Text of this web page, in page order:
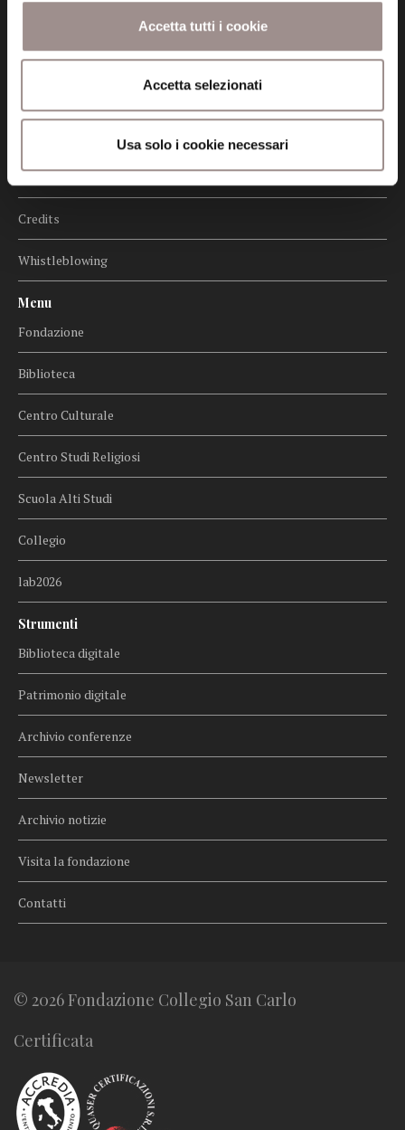
Accetta tutti i cookie
Accetta selezionati
Usa solo i cookie necessari
Amministrazione trasparente
Privacy
Credits
Whistleblowing
Menu
Fondazione
Biblioteca
Centro Culturale
Centro Studi Religiosi
Scuola Alti Studi
Collegio
lab2026
Strumenti
Biblioteca digitale
Patrimonio digitale
Archivio conferenze
Newsletter
Archivio notizie
Visita la fondazione
Contatti
© 2026 Fondazione Collegio San Carlo
Certificata